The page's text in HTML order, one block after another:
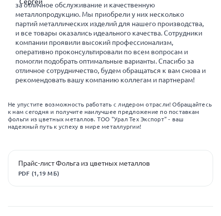
за отличное обслуживание и качественную
металлопродукцию. Мы приобрели у них несколько
партий металлических изделий для нашего производства,
и все товары оказались идеального качества. Сотрудники
компании проявили высокий профессионализм,
оперативно проконсультировали по всем вопросам и
помогли подобрать оптимальные варианты. Спасибо за
отличное сотрудничество, будем обращаться к вам снова и
рекомендовать вашу компанию коллегам и партнерам!
Не упустите возможность работать с лидером отрасли! Обращайтесь
к нам сегодня и получите наилучшее предложение по поставкам
фольги из цветных металлов. ТОО "Урал Тех Экспорт" - ваш
надежный путь к успеху в мире металлургии!
Прайс-лист Фольга из цветных металлов
PDF (1,19 МБ)